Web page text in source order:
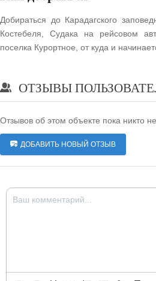
Добираться до Карадагского
Костебеля, Судака на рейсовом
поселка Курортное, от куда и
ОТЗЫВЫ
Отзывов об этом объекте пока никто
ДОБАВИТЬ НОВЫЙ ОТЗЫВ